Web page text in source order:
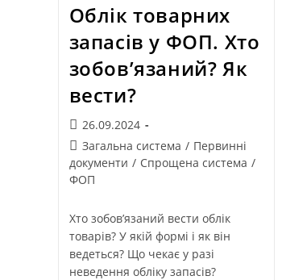
Облік товарних
запасів у ФОП. Хто
зобов’язаний? Як
вести?
26.09.2024
Загальна система / Первинні
документи / Спрощена система /
ФОП
Хто зобов’язаний вести облік
товарів? У якій формі і як він
ведеться? Що чекає у разі
неведення обліку запасів?